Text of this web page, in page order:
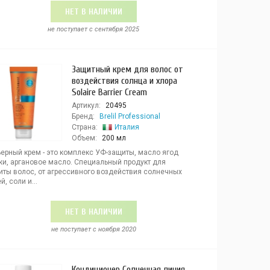
НЕТ В НАЛИЧИИ
не поступает c сентября 2025
Защитный крем для волос от
воздействия солнца и хлора
Solaire Barrier Cream
Артикул:
20495
Бренд:
Brelil Professional
Страна:
Италия
Объем:
200 мл
крем - это комплекс УФ-защиты, масло ягод
аргановое масло. Специальный продукт для
волос, от агрессивного воздействия солнечных
соли и...
НЕТ В НАЛИЧИИ
не поступает c ноября 2020